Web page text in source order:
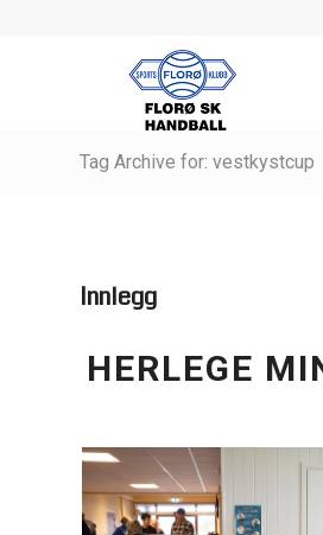
Tag Archive for: vestkystcup
Innlegg
HERLEGE